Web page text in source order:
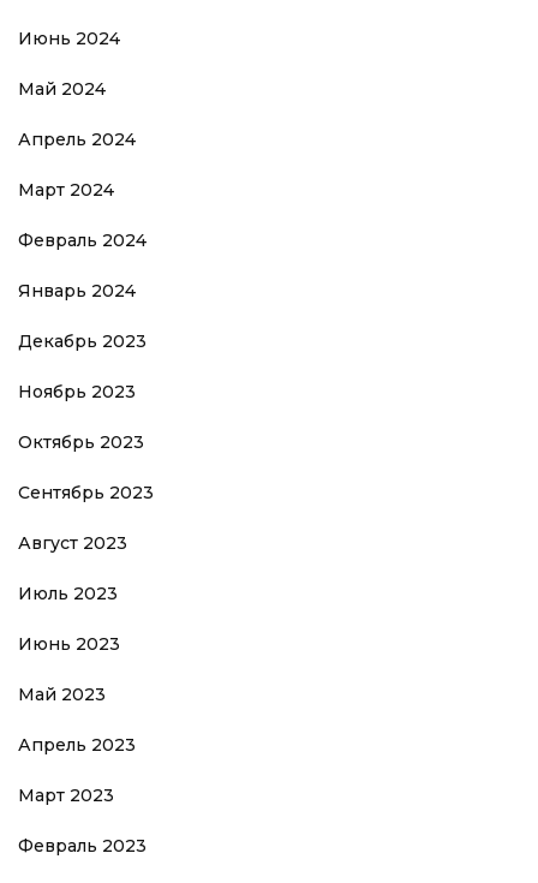
Июнь 2024
Май 2024
Апрель 2024
Март 2024
Февраль 2024
Январь 2024
Декабрь 2023
Ноябрь 2023
Октябрь 2023
Сентябрь 2023
Август 2023
Июль 2023
Июнь 2023
Май 2023
Апрель 2023
Март 2023
Февраль 2023